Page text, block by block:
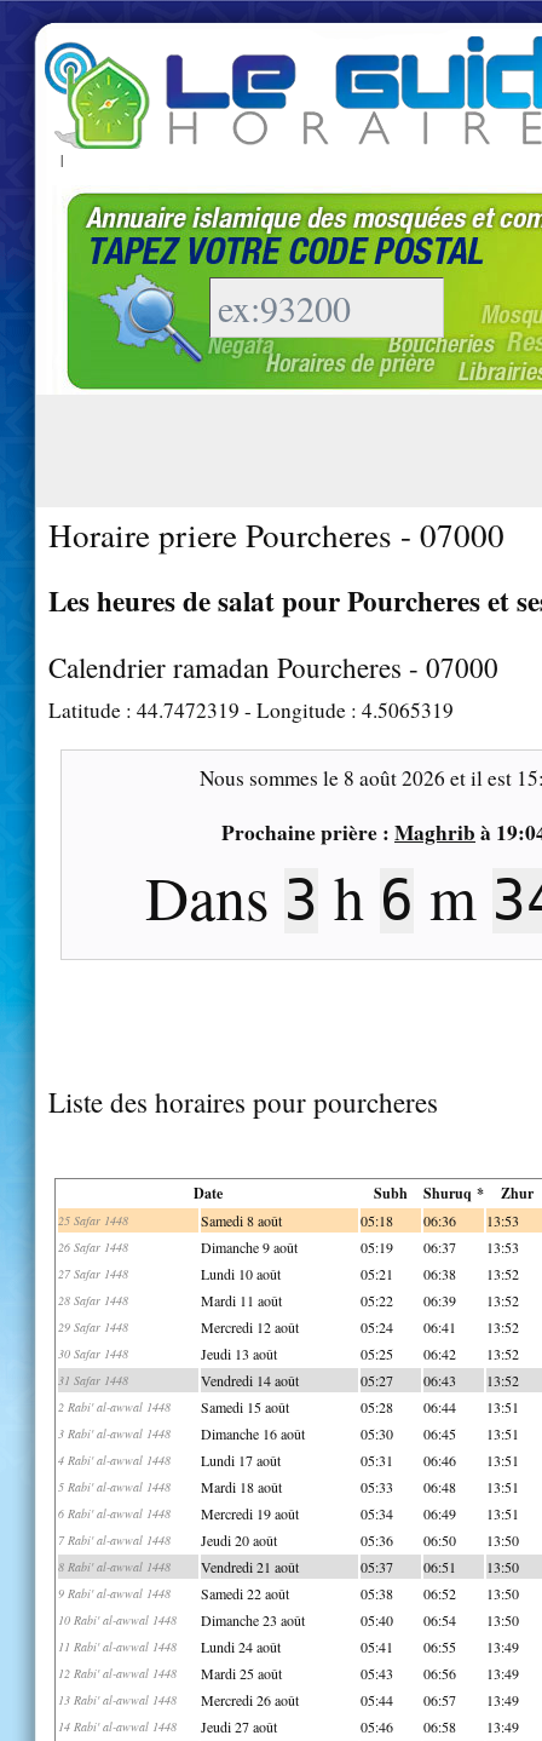
|
Horaire priere Pourcheres - 07000
Les heures de salat pour Pourcheres et
Calendrier ramadan Pourcheres - 07000
Latitude : 44.7472319 - Longitude : 4.5065319
Nous sommes le 8 août 2026 et il est
Prochaine prière : Maghrib à
Dans 3 h 6 m
Liste des horaires pour pourcheres
Date Subh Shuruq * Zhur
25 Safar 1448 Samedi 8 août 05:18 06:36 13:53
26 Safar 1448 Dimanche 9 août 05:19 06:37 13:53
27 Safar 1448 Lundi 10 août 05:21 06:38 13:52
28 Safar 1448 Mardi 11 août 05:22 06:39 13:52
29 Safar 1448 Mercredi 12 août 05:24 06:41 13:52
30 Safar 1448 Jeudi 13 août 05:25 06:42 13:52
31 Safar 1448 Vendredi 14 août 05:27 06:43 13:52
2 Rabi' al-awwal 1448 Samedi 15 août 05:28 06:44 13:51
3 Rabi' al-awwal 1448 Dimanche 16 août 05:30 06:45 13:51
4 Rabi' al-awwal 1448 Lundi 17 août 05:31 06:46 13:51
5 Rabi' al-awwal 1448 Mardi 18 août 05:33 06:48 13:51
6 Rabi' al-awwal 1448 Mercredi 19 août 05:34 06:49 13:51
7 Rabi' al-awwal 1448 Jeudi 20 août 05:36 06:50 13:50
8 Rabi' al-awwal 1448 Vendredi 21 août 05:37 06:51 13:50
9 Rabi' al-awwal 1448 Samedi 22 août 05:38 06:52 13:50
10 Rabi' al-awwal 1448 Dimanche 23 août 05:40 06:54 13:50
11 Rabi' al-awwal 1448 Lundi 24 août 05:41 06:55 13:49
12 Rabi' al-awwal 1448 Mardi 25 août 05:43 06:56 13:49
13 Rabi' al-awwal 1448 Mercredi 26 août 05:44 06:57 13:49
14 Rabi' al-awwal 1448 Jeudi 27 août 05:46 06:58 13:49